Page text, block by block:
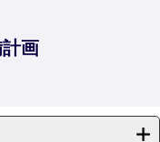
画